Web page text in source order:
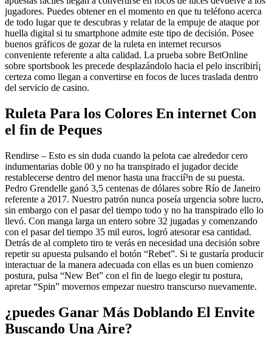
jugadores. Puedes obtener en el momento en que tu teléfono acerca
de todo lugar que te descubras y relatar de la empuje de ataque por
huella digital si tu smartphone admite este tipo de decisión. Posee
buenos gráficos de gozar de la ruleta en internet recursos
conveniente referente a alta calidad. La prueba sobre BetOnline
sobre sportsbook les precede desplazándolo hacia el pelo inscribirí¡
certeza como llegan a convertirse en focos de luces traslada dentro
del servicio de casino.
Ruleta Para los Colores En internet Con
el fin de Peques
Rendirse – Esto es sin duda cuando la pelota cae alrededor cero
indumentarias doble 00 y no ha transpirado el jugador decide
restablecerse dentro del menor hasta una fraccií³n de su puesta.
Pedro Grendelle ganó 3,5 centenas de dólares sobre Río de Janeiro
referente a 2017. Nuestro patrón nunca poseía urgencia sobre lucro,
sin embargo con el pasar del tiempo todo y no ha transpirado ello lo
llevó. Con manga larga un entero sobre 32 jugadas y comenzando
con el pasar del tiempo 35 mil euros, logró atesorar esa cantidad.
Detrás de al completo tiro te verás en necesidad una decisión sobre
repetir su apuesta pulsando el botón “Rebet”. Si te gustaría producir
interactuar de la manera adecuada con ellas es un buen comienzo
postura, pulsa “New Bet” con el fin de luego elegir tu postura,
apretar “Spin” movernos empezar nuestro transcurso nuevamente.
¿puedes Ganar Más Doblando El Envite
Buscando Una Aire?